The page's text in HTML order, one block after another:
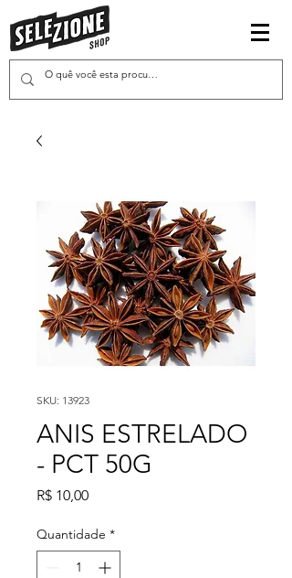
SKU: 13923
ANIS ESTRELADO
- PCT 50G
R$ 10,00Preço
Quantidade *